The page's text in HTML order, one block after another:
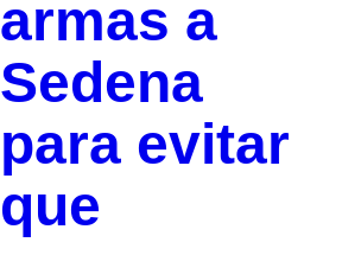
armas a
Sedena
para evitar
que